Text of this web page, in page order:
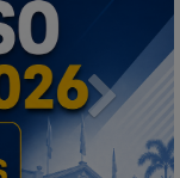
Next